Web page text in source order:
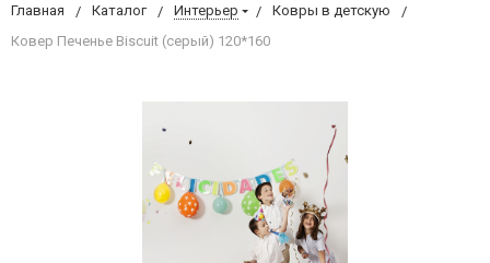
Главная Каталог Интерьер
Ковры в детскую
Ковер Печенье Biscuit (серый) 120*160